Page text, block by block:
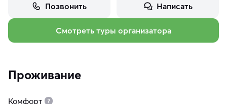
Позвонить Написать
Смотреть туры организатора
Проживание
Комфорт